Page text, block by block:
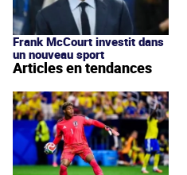
Frank McCourt investit dans
un nouveau sport
Articles en tendances